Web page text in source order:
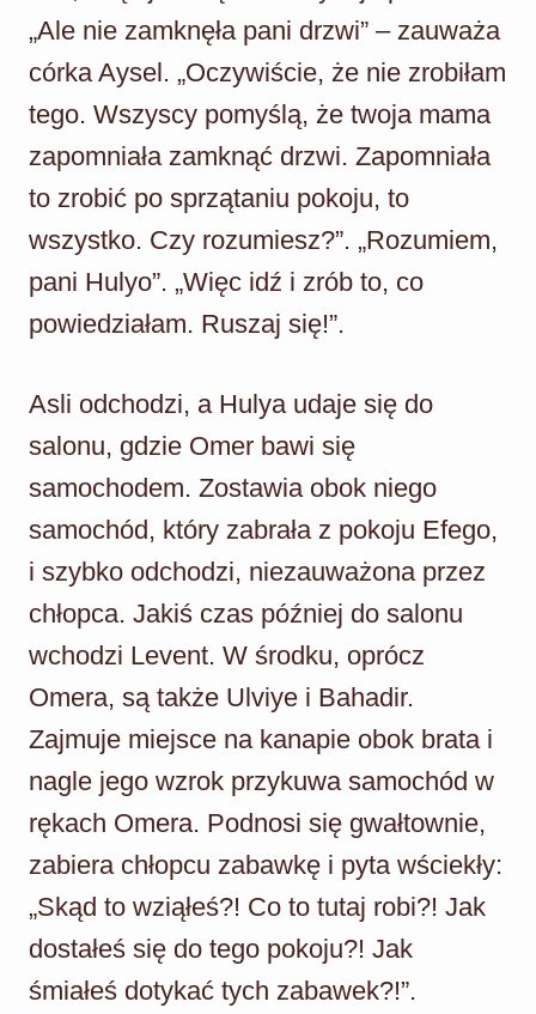
„Ale nie zamknęła pani drzwi” – zauważa
córka Aysel. „Oczywiście, że nie zrobiłam
tego. Wszyscy pomyślą, że twoja mama
zapomniała zamknąć drzwi. Zapomniała
to zrobić po sprzątaniu pokoju, to
wszystko. Czy rozumiesz?”. „Rozumiem,
pani Hulyo”. „Więc idź i zrób to, co
powiedziałam. Ruszaj się!”.
Asli odchodzi, a Hulya udaje się do
salonu, gdzie Omer bawi się
samochodem. Zostawia obok niego
samochód, który zabrała z pokoju Efego,
i szybko odchodzi, niezauważona przez
chłopca. Jakiś czas później do salonu
wchodzi Levent. W środku, oprócz
Omera, są także Ulviye i Bahadir.
Zajmuje miejsce na kanapie obok brata i
nagle jego wzrok przykuwa samochód w
rękach Omera. Podnosi się gwałtownie,
zabiera chłopcu zabawkę i pyta wściekły:
„Skąd to wziąłeś?! Co to tutaj robi?! Jak
dostałeś się do tego pokoju?! Jak
śmiałeś dotykać tych zabawek?!”.